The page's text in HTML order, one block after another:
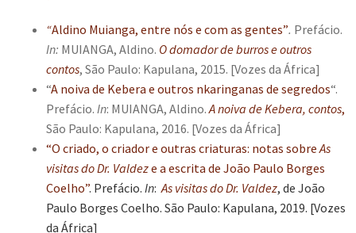
“Aldino Muianga, entre nós e com as gentes”. Prefácio.
In: MUIANGA, Aldino. O domador de burros e outros
contos, São Paulo: Kapulana, 2015. [Vozes da África]
“A noiva de Kebera e outros nkaringanas de segredos“.
Prefácio. In: MUIANGA, Aldino.A noiva de Kebera, contos,
São Paulo: Kapulana, 2016. [Vozes da África]
“O criado, o criador e outras criaturas: notas sobreAs
visitas do Dr. Valdeze a escrita de João Paulo Borges
Coelho”. Prefácio. In:As visitas do Dr. Valdez, de João
Paulo Borges Coelho. São Paulo: Kapulana, 2019. [Vozes
da África]